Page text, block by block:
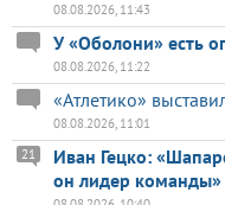
08.08.2026, 11:43
У «Оболони» есть
08.08.2026, 11:22
«Атлетико»
08.08.2026, 11:01
Иван Гецко:
он лидер команды»
21